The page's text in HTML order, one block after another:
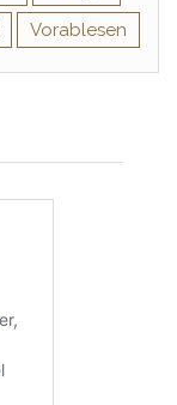
Vorablesen